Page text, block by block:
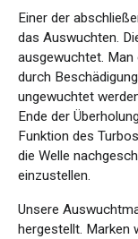
Einer der
das Auswuchten.
ausgewuchtet. Man
durch
ungewuchtet
Ende der
Funktion des
die Welle
einzustellen.
Unsere
hergestellt. Marken